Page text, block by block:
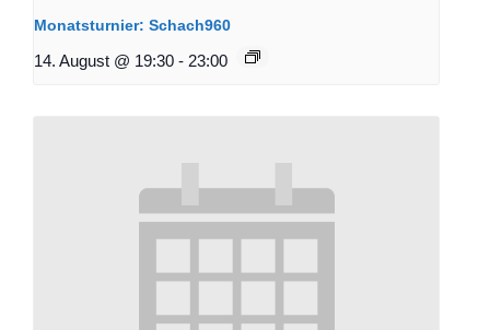
Monatsturnier: Schach960
14. August @ 19:30 - 23:00